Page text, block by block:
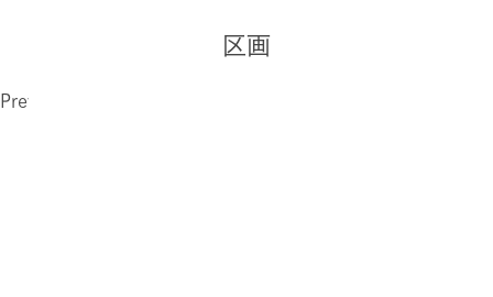
区画
Previous